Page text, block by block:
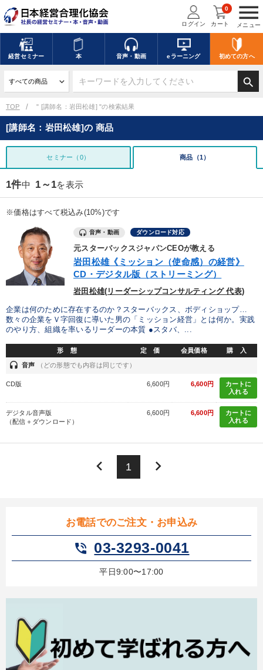
menu
メニュー
ログイン カート
0
経営セミナー 本 音声・動画 eラーニング 初めての方へ
search
TOP " [講師名：岩田松雄] "の検索結果
お電話でのご注文・お申込み
phone_in_talk 03-3293-0041
平日9:00〜17:00
[講師名：岩田松雄]の 商品
セミナー（0） 商品（1）
1件中 1～1を表示
※価格はすべて税込み(10%)です
音声・動画 ダウンロード対応
元スターバックスジャパンCEOが教える
岩田松雄《ミッション（使命感）の経営》
CD・デジタル版（ストリーミング）
岩田松雄(リーダーシップコンサルティング 代表)
企業は何のために存在するのか？スターバックス、ボディショップ…
数々の企業をＶ字回復に導いた男の「ミッション経営」とは何か。実践
のやり方、組織を率いるリーダーの本質 ●スタバ、...
形 態 定 価 会員価格 購 入
headset 音声 （どの形態でも内容は同じです）
CD版 6,600円 6,600円
カートに
入れる
デジタル音声版
（配信＋ダウンロード）
6,600円 6,600円
カートに
入れる
keyboard_arrow_left 1 keyboard_arrow_right